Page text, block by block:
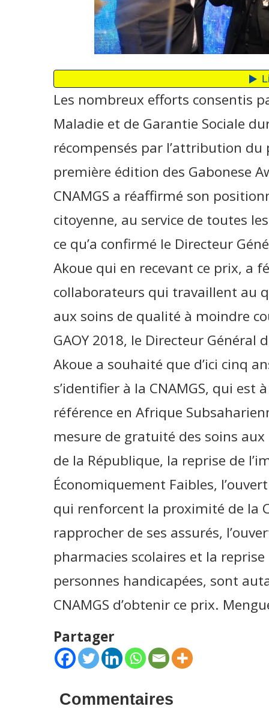
Les nombreux efforts consentis
Maladie et de Garantie Sociale
récompensés par l’attribution
première édition des Gabonese
CNAMGS a réaffirmé son
citoyenne, au service de toutes
ce qu’a confirmé le Directeur
Akoue qui en recevant ce prix, a
collaborateurs qui travaillent au
aux soins de qualité à moindre
GAOY 2018, le Directeur Général
Akoue a souhaité que d’ici cinq
s’identifier à la CNAMGS, qui
référence en Afrique
mesure de gratuité des soins
de la République, la reprise de
Économiquement Faibles,
qui renforcent la proximité de la
rapprocher de ses assurés,
pharmacies scolaires et la
personnes handicapées, sont
CNAMGS d’obtenir ce prix.
Partager
Commentaires